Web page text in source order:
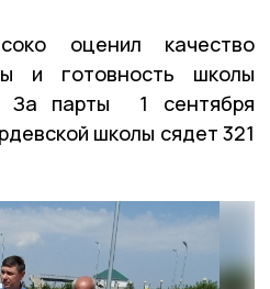
оценил качество
и готовность школы
За парты 1 сентября
школы сядет 321